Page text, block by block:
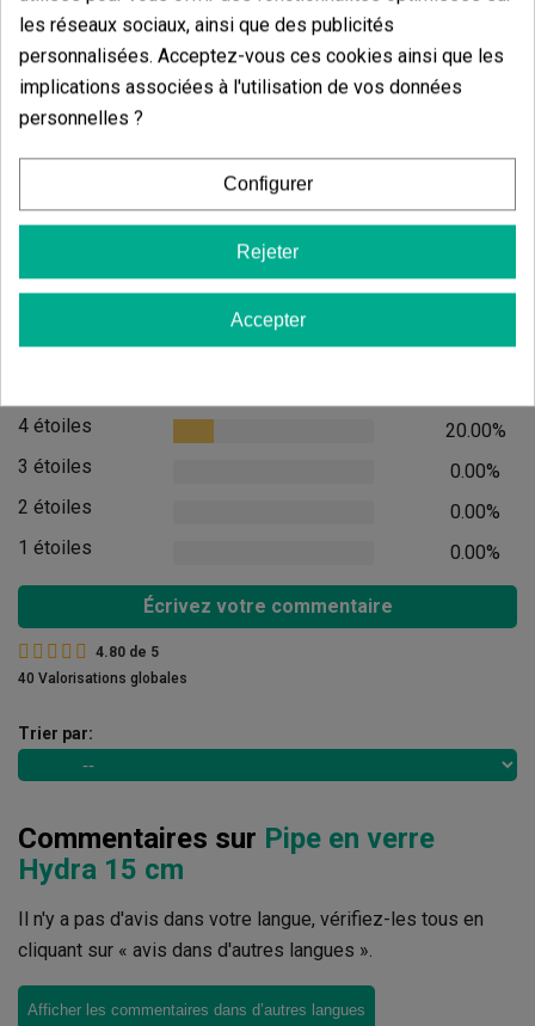
Petit Chalumeau Pour Vaponic
(8)
5,60 €
7,00 € -20%
Avis des clients
4 étoiles
20.00%
3 étoiles
0.00%
2 étoiles
0.00%
1 étoiles
0.00%
Écrivez votre commentaire
4.80 de 5
40 Valorisations globales
Trier par:
Commentaires sur Pipe en verre
Hydra 15 cm
Il n'y a pas d'avis dans votre langue, vérifiez-les tous en
cliquant sur « avis dans d'autres langues ».
Afficher les commentaires dans d’autres langues
les réseaux sociaux, ainsi que des publicités
personnalisées. Acceptez-vous ces cookies ainsi que les
implications associées à l'utilisation de vos données
personnelles ?
Configurer
Rejeter
Accepter